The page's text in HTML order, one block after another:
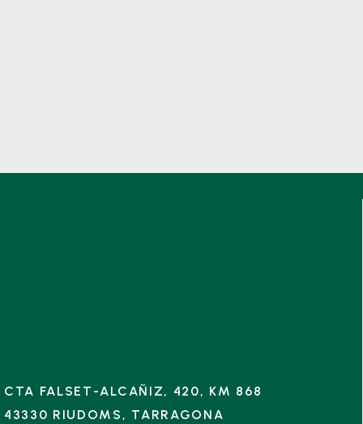
CTA FALSET-ALCAÑIZ, 420, KM 868
43330 RIUDOMS, TARRAGONA